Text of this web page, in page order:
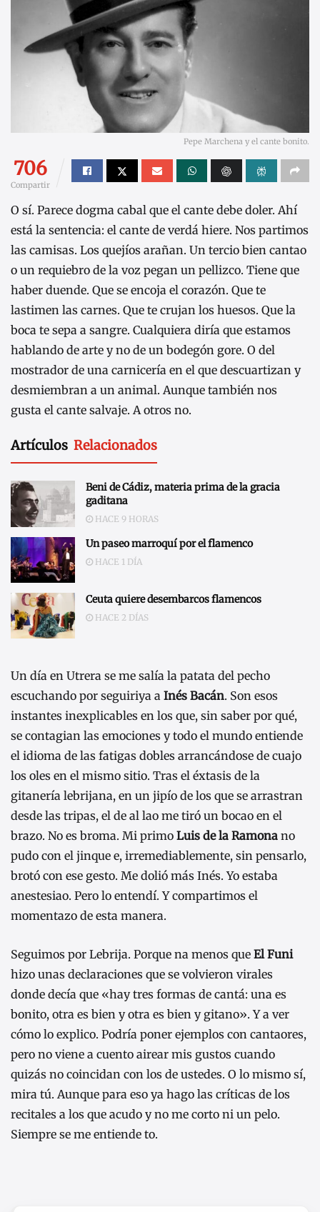
Pepe Marchena y el cante bonito.
706
Compartir
O sí. Parece dogma cabal que el cante debe doler. Ahí
está la sentencia: el cante de verdá hiere. Nos partimos
las camisas. Los quejíos arañan. Un tercio bien cantao
o un requiebro de la voz pegan un pellizco. Tiene que
haber duende. Que se encoja el corazón. Que te
lastimen las carnes. Que te crujan los huesos. Que la
boca te sepa a sangre. Cualquiera diría que estamos
hablando de arte y no de un bodegón gore. O del
mostrador de una carnicería en el que descuartizan y
desmiembran a un animal. Aunque también nos
gusta el cante salvaje. A otros no.
Artículos Relacionados
Beni de Cádiz, materia prima de la gracia
gaditana
HACE 9 HORAS
Un paseo marroquí por el flamenco
HACE 1 DÍA
Ceuta quiere desembarcos flamencos
HACE 2 DÍAS
Un día en Utrera se me salía la patata del pecho
escuchando por seguiriya a Inés Bacán. Son esos
instantes inexplicables en los que, sin saber por qué,
se contagian las emociones y todo el mundo entiende
el idioma de las fatigas dobles arrancándose de cuajo
los oles en el mismo sitio. Tras el éxtasis de la
gitanería lebrijana, en un jipío de los que se arrastran
desde las tripas, el de al lao me tiró un bocao en el
brazo. No es broma. Mi primo Luis de la Ramona no
pudo con el jinque e, irremediablemente, sin pensarlo,
brotó con ese gesto. Me dolió más Inés. Yo estaba
anestesiao. Pero lo entendí. Y compartimos el
momentazo de esta manera.
Seguimos por Lebrija. Porque na menos que El Funi
hizo unas declaraciones que se volvieron virales
donde decía que «hay tres formas de cantá: una es
bonito, otra es bien y otra es bien y gitano». Y a ver
cómo lo explico. Podría poner ejemplos con cantaores,
pero no viene a cuento airear mis gustos cuando
quizás no coincidan con los de ustedes. O lo mismo sí,
mira tú. Aunque para eso ya hago las críticas de los
recitales a los que acudo y no me corto ni un pelo.
Siempre se me entiende to.